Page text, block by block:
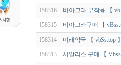
158316 비아그라 부작용 【
158315 비아그라구매 【
158314 미래약국 【 vbSs.top
158313 시알리스 구매 【